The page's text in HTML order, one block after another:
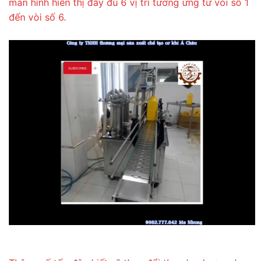
màn hình hiển thị đầy đủ 6 vị trí tương ứng từ vòi số 1
đến vòi số 6.